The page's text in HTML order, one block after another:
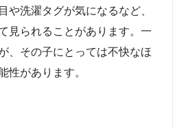
や洗濯タグが気になるなど、
見られることがあります。一
、その子にとっては不快なほ
性があります。